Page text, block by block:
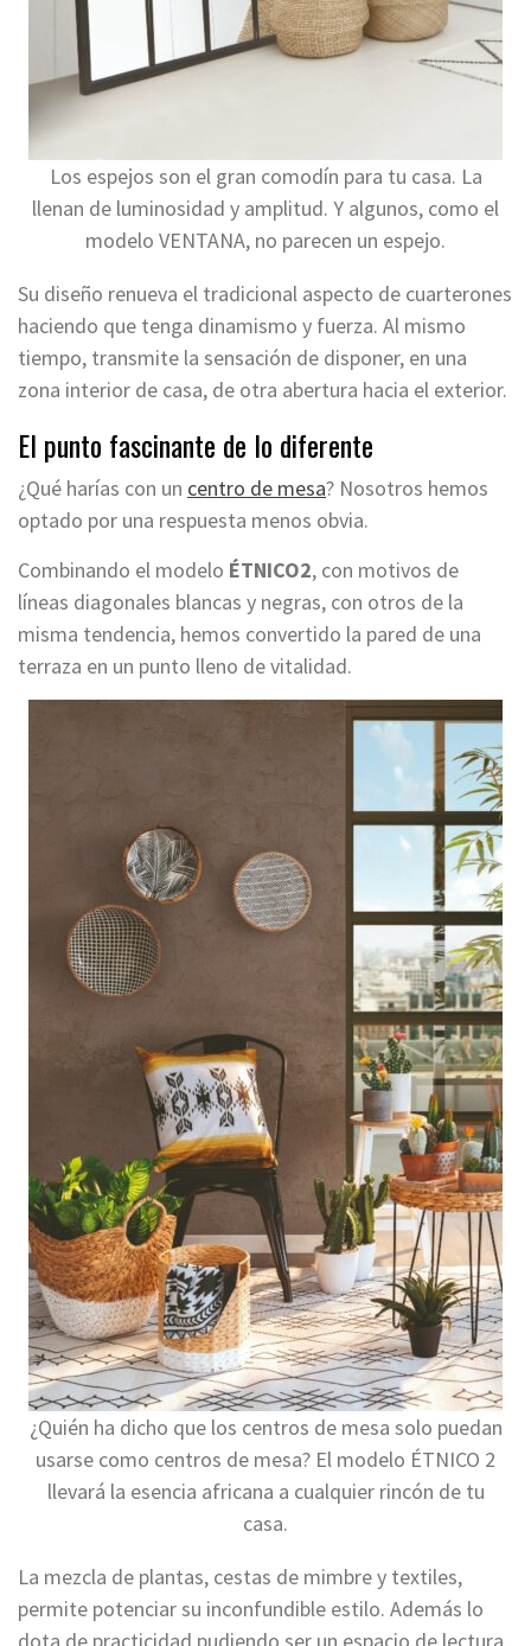
Los espejos son el gran comodín para tu casa. La
llenan de luminosidad y amplitud. Y algunos, como el
modelo VENTANA, no parecen un espejo.
Su diseño renueva el tradicional aspecto de cuarterones
haciendo que tenga dinamismo y fuerza. Al mismo
tiempo, transmite la sensación de disponer, en una
zona interior de casa, de otra abertura hacia el exterior.
El punto fascinante de lo diferente
¿Qué harías con un centro de mesa? Nosotros hemos
optado por una respuesta menos obvia.
Combinando el modelo ÉTNICO2, con motivos de
líneas diagonales blancas y negras, con otros de la
misma tendencia, hemos convertido la pared de una
terraza en un punto lleno de vitalidad.
¿Quién ha dicho que los centros de mesa solo puedan
usarse como centros de mesa? El modelo ÉTNICO 2
llevará la esencia africana a cualquier rincón de tu
casa.
La mezcla de plantas, cestas de mimbre y textiles,
permite potenciar su inconfundible estilo. Además lo